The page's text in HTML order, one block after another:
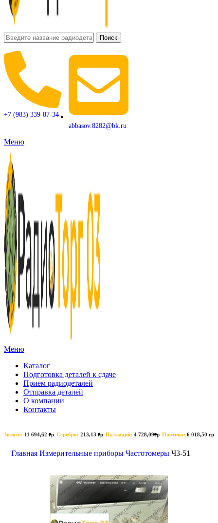
Поиск
+7 (983) 339-87-34
abbasov.8282@bk.ru
Меню
Меню
Каталог
Подготовка деталей к сдаче
Прием радиодеталей
Отправка деталей
О компании
Контакты
Золото: 11 694,62 гр Серебро: 213,13 гр Палладий: 4 728,09гр Платина: 6 018,50 гр
Поиск
Главная Измерительные приборы Частотомеры Ч3-51